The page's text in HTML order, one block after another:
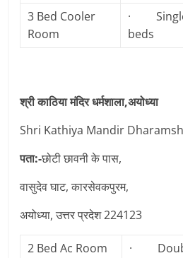
3 Bed Cooler
Room
·
beds
श्री काठिया मंदिर धर्मशाला,अयोध्या
Shri Kathiya Mandir
पता:-छोटी छावनी के पास,
वासुदेव घाट, कारसेवकपुरम,
अयोध्या, उत्तर प्रदेश 224123
2 Bed Ac Room ·